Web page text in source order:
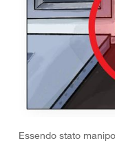
Essendo stato